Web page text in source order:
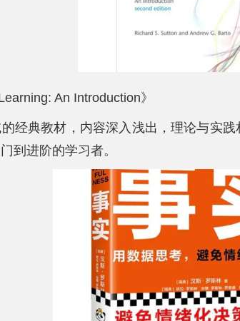
An Introduction》
经典教材，内容深入浅出，理论与实
到进阶的学习者。